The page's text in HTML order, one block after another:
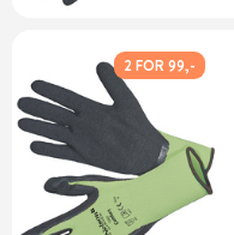
2 FOR 99,-